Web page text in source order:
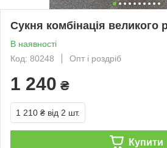
Сукня комбінація великого
В наявності
Код: 80248
Опт і роздріб
1 240 ₴
1 210 ₴ від 2 шт.
Купити